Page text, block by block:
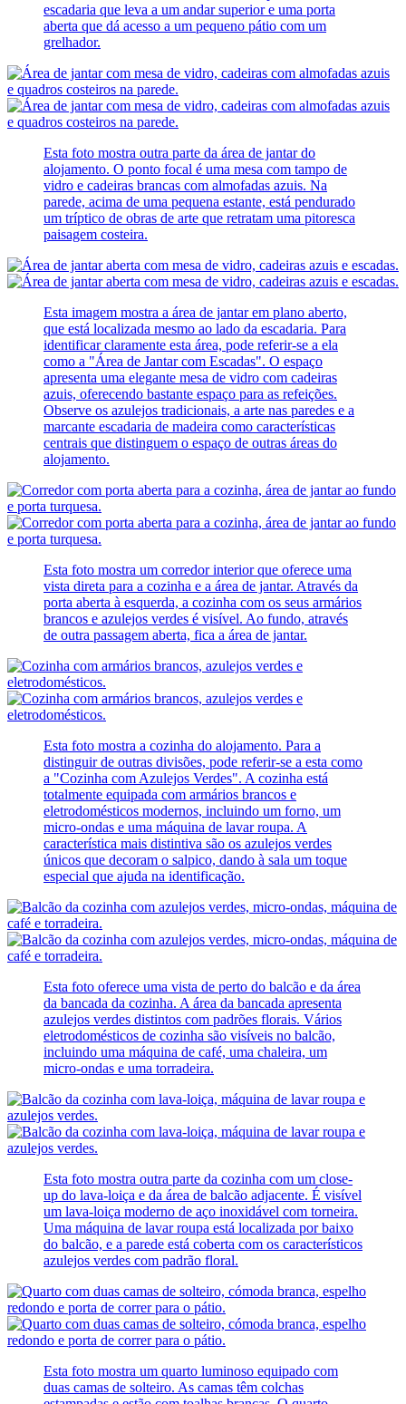
escadaria que leva a um andar superior e uma porta
aberta que dá acesso a um pequeno pátio com um
grelhador.
Esta foto mostra outra parte da área de jantar do
alojamento. O ponto focal é uma mesa com tampo de
vidro e cadeiras brancas com almofadas azuis. Na
parede, acima de uma pequena estante, está pendurado
um tríptico de obras de arte que retratam uma pitoresca
paisagem costeira.
Esta imagem mostra a área de jantar em plano aberto,
que está localizada mesmo ao lado da escadaria. Para
identificar claramente esta área, pode referir-se a ela
como a "Área de Jantar com Escadas". O espaço
apresenta uma elegante mesa de vidro com cadeiras
azuis, oferecendo bastante espaço para as refeições.
Observe os azulejos tradicionais, a arte nas paredes e a
marcante escadaria de madeira como características
centrais que distinguem o espaço de outras áreas do
alojamento.
Esta foto mostra um corredor interior que oferece uma
vista direta para a cozinha e a área de jantar. Através da
porta aberta à esquerda, a cozinha com os seus armários
brancos e azulejos verdes é visível. Ao fundo, através
de outra passagem aberta, fica a área de jantar.
Esta foto mostra a cozinha do alojamento. Para a
distinguir de outras divisões, pode referir-se a esta como
a "Cozinha com Azulejos Verdes". A cozinha está
totalmente equipada com armários brancos e
eletrodomésticos modernos, incluindo um forno, um
micro-ondas e uma máquina de lavar roupa. A
característica mais distintiva são os azulejos verdes
únicos que decoram o salpico, dando à sala um toque
especial que ajuda na identificação.
Esta foto oferece uma vista de perto do balcão e da área
da bancada da cozinha. A área da bancada apresenta
azulejos verdes distintos com padrões florais. Vários
eletrodomésticos de cozinha são visíveis no balcão,
incluindo uma máquina de café, uma chaleira, um
micro-ondas e uma torradeira.
Esta foto mostra outra parte da cozinha com um close-
up do lava-loiça e da área de balcão adjacente. É visível
um lava-loiça moderno de aço inoxidável com torneira.
Uma máquina de lavar roupa está localizada por baixo
do balcão, e a parede está coberta com os característicos
azulejos verdes com padrão floral.
Esta foto mostra um quarto luminoso equipado com
duas camas de solteiro. As camas têm colchas